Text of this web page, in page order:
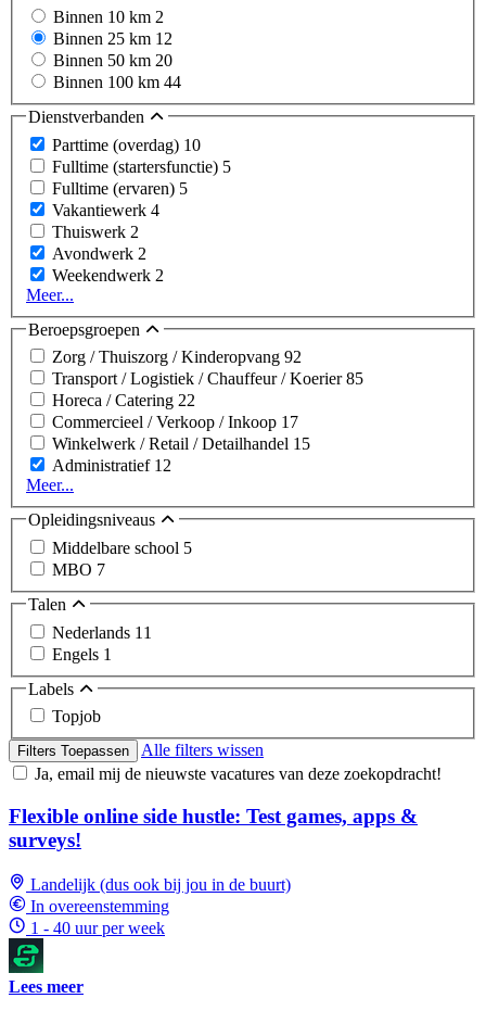
Binnen 10 km 2
Binnen 25 km 12
Binnen 50 km 20
Binnen 100 km 44
Dienstverbanden
Parttime (overdag) 10
Fulltime (startersfunctie) 5
Fulltime (ervaren) 5
Vakantiewerk 4
Thuiswerk 2
Avondwerk 2
Weekendwerk 2
Meer...
Beroepsgroepen
Zorg / Thuiszorg / Kinderopvang 92
Transport / Logistiek / Chauffeur / Koerier85
Horeca / Catering 22
Commercieel / Verkoop / Inkoop 17
Winkelwerk / Retail / Detailhandel 15
Administratief 12
Meer...
Opleidingsniveaus
Middelbare school 5
MBO 7
Talen
Nederlands 11
Engels 1
Labels
Topjob
Filters Toepassen
Alle filters wissen
Ja, email mij de nieuwste vacatures van deze zoekopdracht!
Flexible online side hustle: Test games, apps &
surveys!
Landelijk (dus ook bij jou in de buurt)
In overeenstemming
1 - 40 uur per week
Lees meer